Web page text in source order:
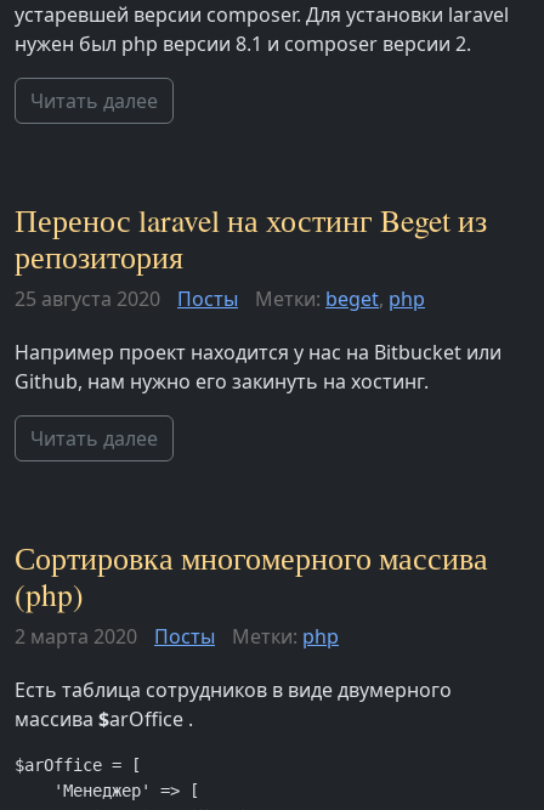
устаревшей версии composer. Для установки laravel
нужен был php версии 8.1 и composer версии 2.
Читать далее
Перенос laravel на хостинг Beget из
репозитория
25 августа 2020 Посты Метки: beget, php
Например проект находится у нас на Bitbucket или
Github, нам нужно его закинуть на хостинг.
Читать далее
Сортировка многомерного массива
(php)
2 марта 2020 Посты Метки: php
Есть таблица сотрудников в виде двумерного
массива $arOffice .
$arOffice = [